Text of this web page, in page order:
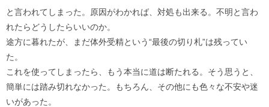
と言われてしまった。原因がわかれば、対処も出来る。不明と言わ
れたらどうしたらいいのか。
途方に暮れたが、まだ体外受精という“最後の切り札”は残ってい
た。
これを使ってしまったら、もう本当に道は断たれる。そう思うと、
簡単には踏み切れなかった。もちろん、その他にも色々な不安や迷
いがあった。